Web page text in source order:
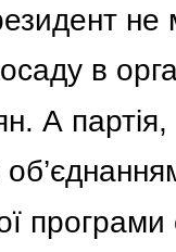
не
в
А партія,
програми